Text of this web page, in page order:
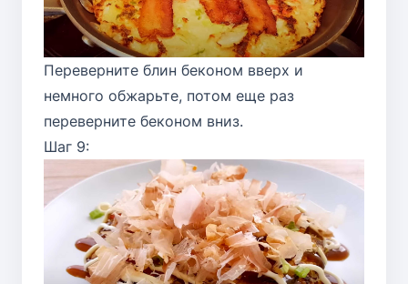
Переверните блин беконом вверх и
немного обжарьте, потом еще раз
переверните беконом вниз.
Шаг 9: